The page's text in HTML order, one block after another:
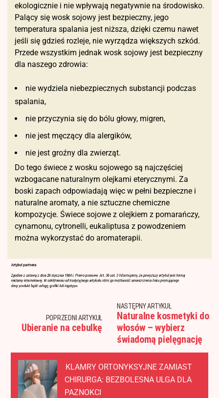
ekologicznie i nie wpływają negatywnie na środowisko.
Palący się wosk sojowy jest bezpieczny, jego
temperatura spalania jest niższa, dzięki czemu nawet
jeśli się gdzieś rozleje, nie wyrządza większych szkód.
Przede wszystkim jednak wosk sojowy jest bezpieczny
dla naszego zdrowia:
nie wydziela niebezpiecznych substancji podczas
spalania,
nie przyczynia się do bólu głowy, migren,
nie jest męczący dla alergików,
nie jest groźny dla zwierząt.
Do tego świece z wosku sojowego są najczęściej
wzbogacane naturalnym olejkami eterycznymi. Za
boski zapach odpowiadają więc w pełni bezpieczne i
naturalne aromaty, a nie sztuczne chemiczne
kompozycje. Świece sojowe z olejkiem z pomarańczy,
cynamonu, cytronelli, eukaliptusa z powodzeniem
można wykorzystać do aromaterapii.
POPRZEDNI ARTYKUŁ
Ubieranie na cebulkę
NASTĘPNY ARTYKUŁ
Naturalne kosmetyki do
włosów – wybierz
świadomą pielęgnację
KLAMRY ORTONYKSYJNE ZAMIAST
CHIRURGA: BEZBOLESNA ULGA DLA
PAZNOKCI